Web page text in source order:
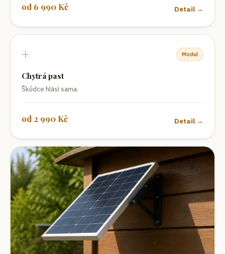
od 6 990 Kč Detail →
+ Modul
Chytrá past
Škůdce hlásí sama.
od 2 990 Kč Detail →